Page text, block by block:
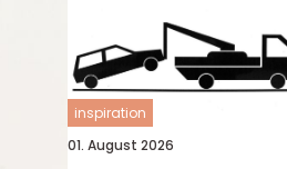
inspiration
01. August 2026